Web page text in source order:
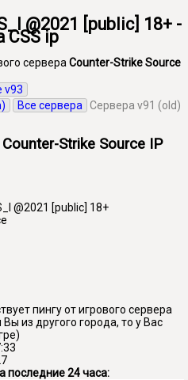
@2021 [public] 18+ -
CSS ip
сервера Counter-Strike Source
v93
Все сервера
Сервера v91 (old)
Strike Source IP
@2021 [public] 18+
пингу от игрового сервера
из другого города, то у Вас
последние 24 часа: